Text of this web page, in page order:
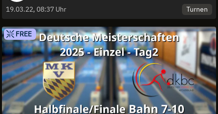
19.03.22, 08:37 Uhr Turnen
FREE